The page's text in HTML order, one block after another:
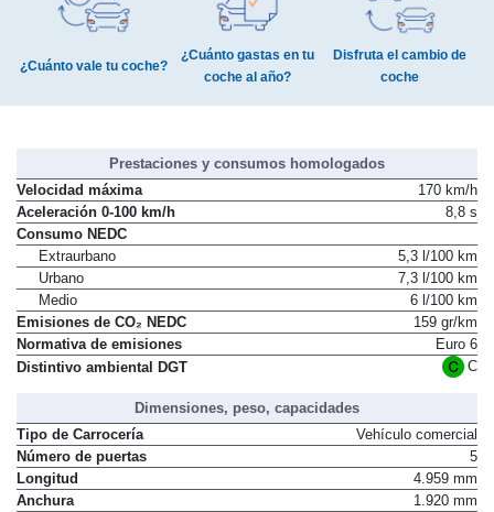
¿Cuánto vale tu coche?
¿Cuánto gastas en tu
coche al año?
Disfruta el cambio de
coche
Prestaciones y consumos homologados
Velocidad máxima
170 km/h
Aceleración 0-100 km/h
8,8 s
Consumo NEDC
Extraurbano
5,3 l/100 km
Urbano
7,3 l/100 km
Medio
6 l/100 km
Emisiones de CO₂ NEDC
159 gr/km
Normativa de emisiones
Euro 6
Distintivo ambiental DGT
C
Dimensiones, peso, capacidades
Tipo de Carrocería
Vehículo comercial
Número de puertas
5
Longitud
4.959 mm
Anchura
1.920 mm